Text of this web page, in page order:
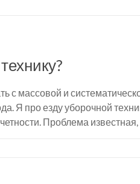
с массовой и
Я про езду уборочной
Проблема